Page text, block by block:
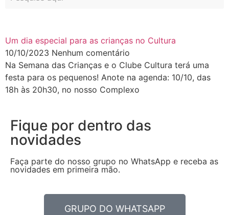
Um dia especial para as crianças no Cultura
10/10/2023 Nenhum comentário
Na Semana das Crianças e o Clube Cultura terá uma
festa para os pequenos! Anote na agenda: 10/10, das
18h às 20h30, no nosso Complexo
Fique por dentro das
novidades
Faça parte do nosso grupo no WhatsApp e receba as
novidades em primeira mão.
GRUPO DO WHATSAPP